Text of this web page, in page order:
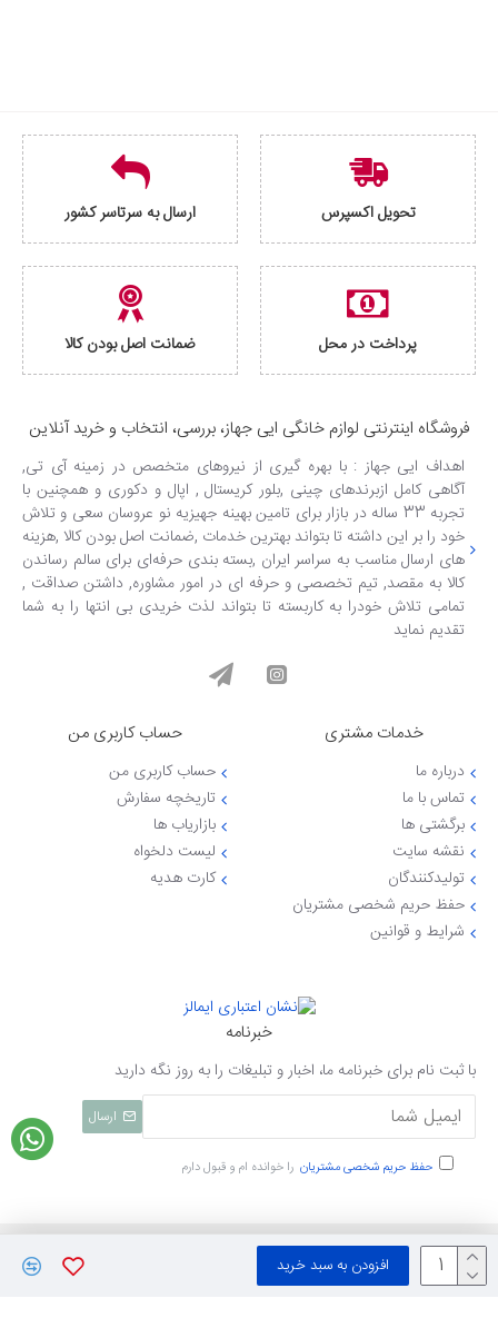
افزودن به سبد خرید
تحویل اکسپرس ارسال به سرتاسر کشور
پرداخت در محل ضمانت اصل بودن کالا
فروشگاه اینترنتی لوازم خانگی ایی جهاز، بررسی، انتخاب و خرید آنلاین
اهداف ایی جهاز : با بهره گیری از نیروهای متخصص در زمینه آی تی,
آگاهی کامل ازبرندهای چینی ,بلور کریستال , اپال و دکوری و همچنین با
تجربه 33 ساله در بازار برای تامین بهینه جهیزیه نو عروسان سعی و تلاش
خود را بر این داشته تا بتواند بهترین خدمات ,ضمانت اصل بودن کالا ,هزینه
های ارسال مناسب به سراسر ایران ,بسته بندی حرفه‌ای برای سالم رساندن
کالا به مقصد, تیم تخصصی و حرفه ای در امور مشاوره, داشتن صداقت ,
تمامی تلاش خودرا به کاربسته تا بتواند لذت خریدی بی انتها را به شما
تقدیم نماید
خدمات مشتری
درباره ما
تماس با ما
برگشتی ها
نقشه سایت
تولیدکنندگان
حفظ حریم شخصی مشتریان
شرایط و قوانین
حساب کاربری من
حساب کاربری من
تاریخچه سفارش
بازاریاب ها
لیست دلخواه
کارت هدیه
خبرنامه
با ثبت نام برای خبرنامه ما، اخبار و تبلیغات را به روز نگه دارید
ارسال
حفظ حریم شخصی مشتریان را خوانده ام و قبول دارم
تمامی حقوق نزد ایی جهاز محفوظ میباشد